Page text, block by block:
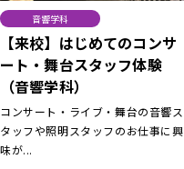
音響学科
【来校】はじめてのコンサ
ート・舞台スタッフ体験
（音響学科）
コンサート・ライブ・舞台の音響ス
タッフや照明スタッフのお仕事に興
味が...